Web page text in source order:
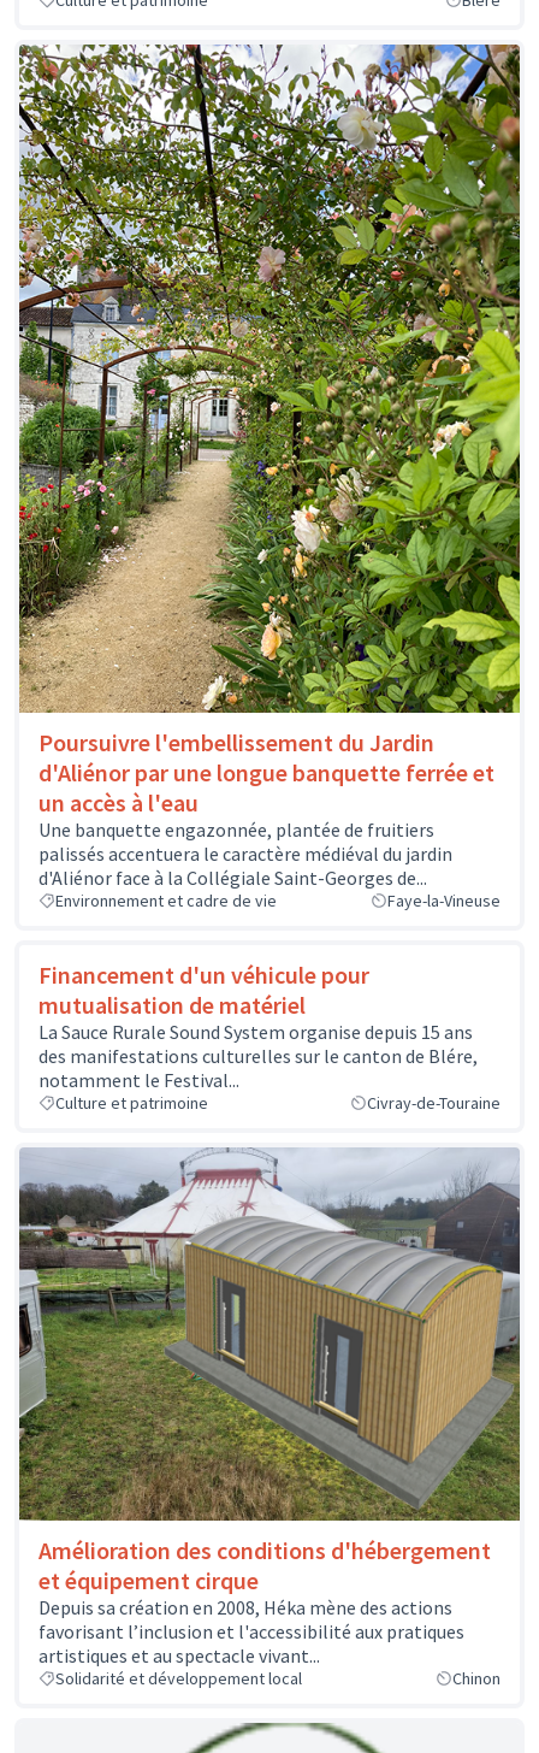
Poursuivre l'embellissement du Jardin
d'Aliénor par une longue banquette ferrée et
un accès à l'eau
Une banquette engazonnée, plantée de fruitiers
palissés accentuera le caractère médiéval du jardin
d'Aliénor face à la Collégiale Saint-Georges de...
Environnement et cadre de vie Faye-la-Vineuse
Financement d'un véhicule pour
mutualisation de matériel
La Sauce Rurale Sound System organise depuis 15 ans
des manifestations culturelles sur le canton de Blére,
notamment le Festival...
Culture et patrimoine Civray-de-Touraine
Amélioration des conditions d'hébergement
et équipement cirque
Depuis sa création en 2008, Héka mène des actions
favorisant l’inclusion et l'accessibilité aux pratiques
artistiques et au spectacle vivant...
Solidarité et développement local Chinon